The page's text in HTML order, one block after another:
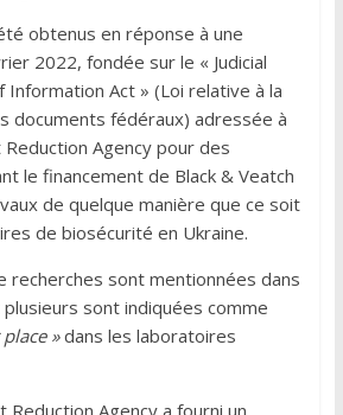
obtenus en réponse à une
2022, fondée sur le « Judicial
Information Act » (Loi relative à la
documents fédéraux) adressée à
Agency pour des
le financement de Black & Veatch
de quelque manière que ce soit
de biosécurité en Ukraine.
recherches sont mentionnées dans
sont indiquées comme
»dans les laboratoires
Reduction Agency a fourni un